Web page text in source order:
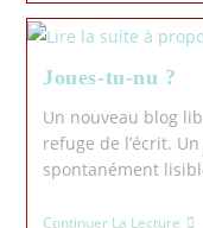
Joues-tu-nu ?
Un nouveau blog
refuge de l’écrit.
spontanément
Continuer La Lecture